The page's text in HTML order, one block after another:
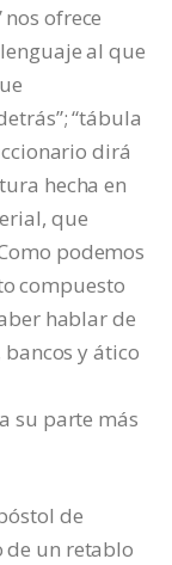
ofrece
al que
“tábula
dirá
hecha en
que
podemos
compuesto
hablar de
y ático
su parte más
de
de un retablo